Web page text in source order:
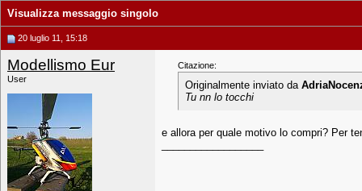
Visualizza messaggio singolo
20 luglio 11, 15:18
Modellismo Eur
User
Citazione:
Originalmente inviato da
Tu nn lo tocchi
e allora per quale motivo lo compri? Per